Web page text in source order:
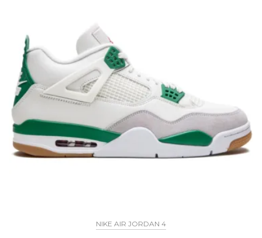
NIKE AIR JORDAN 4